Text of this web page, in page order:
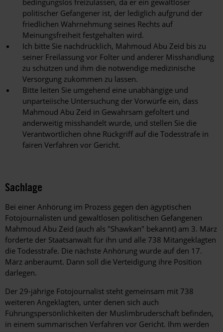
bedingungslos freizulassen, da er ein gewaltloser
politischer Gefangener ist, der lediglich aufgrund der
friedlichen Wahrnehmung seines Rechts auf
Meinungsfreiheit festgehalten wird.
Ich bitte Sie nachdrücklich, Mahmoud Abu Zeid bis zu
seiner Freilassung vor Folter und anderer Misshandlung
zu schützen und ihm die notwendige medizinische
Versorgung zukommen zu lassen.
Bitte leiten Sie umgehend eine unabhängige und
unparteiische Untersuchung der Vorwürfe ein, dass
Mahmoud Abu Zeid in Gewahrsam gefoltert und
anderweitig misshandelt wurde, und stellen Sie die
Verantwortlichen ohne Rückgriff auf die Todesstrafe in
fairen Verfahren vor Gericht.
Sachlage
Bei einer Anhörung im Prozess gegen den ägyptischen
Fotojournalisten und gewaltlosen politischen Gefangenen
Mahmoud Abu Zeid (auch als "Shawkan" bekannt) am 3. März
forderte der Staatsanwalt für ihn und alle 738 Mitangeklagten
die Todesstrafe. Die nächste Anhörung wurde auf den 17.
März anberaumt. Dann soll die Verteidigung ihre Position
darlegen.
Der 29-jährige Fotojournalist steht gemeinsam mit 738
weiteren Angeklagten, unter denen sich auch
Führungspersönlichkeiten der Muslimbruderschaft befinden,
in einem summarischen Verfahren vor Gericht. Ihm werden